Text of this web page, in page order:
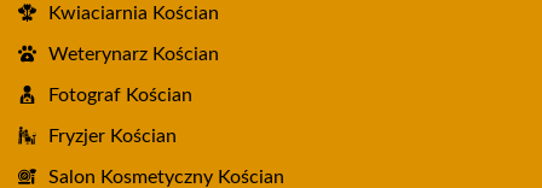
Kwiaciarnia Kościan
Weterynarz Kościan
Fotograf Kościan
Fryzjer Kościan
Salon Kosmetyczny Kościan